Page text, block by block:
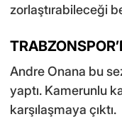
zorlaştırabileceği
Andre Onana bu
yaptı. Kamerunlu
karşılaşmaya çıktı.